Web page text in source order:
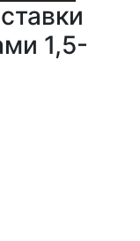
1,5-